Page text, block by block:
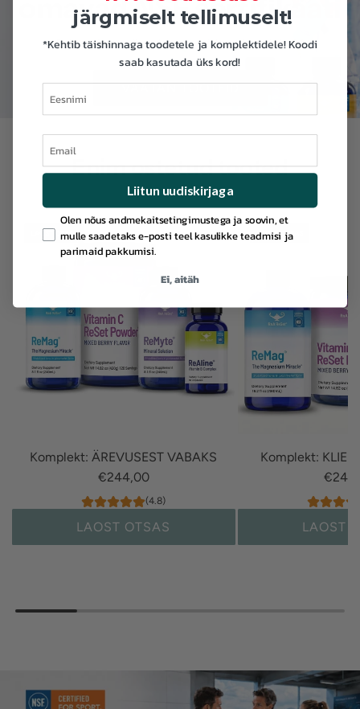
omavad NSF sertifikaati
Pakendis on täpselt see, mida etikett lubab!
VAATAN TOOTEID
Enim ostetud tooted
LAOST OTSAS
Komplekt: ÄREVUSEST VABAKS
€244,00
(4.8)
LAOST OTSAS
LAOST OTSAS
Komplekt:
LAOST
järgmiselt tellimuselt!
*Kehtib täishinnaga toodetele ja komplektidele! Koodi
saab kasutada üks kord!
Liitun uudiskirjaga
GDPROlen nõus andmekaitsetingimustega ja soovin, et
mulle saadetaks e-posti teel kasulikke teadmisi ja
parimaid pakkumisi.
Ei, aitäh